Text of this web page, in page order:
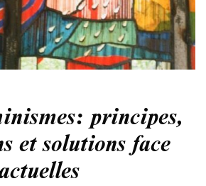
principes,
et solutions face